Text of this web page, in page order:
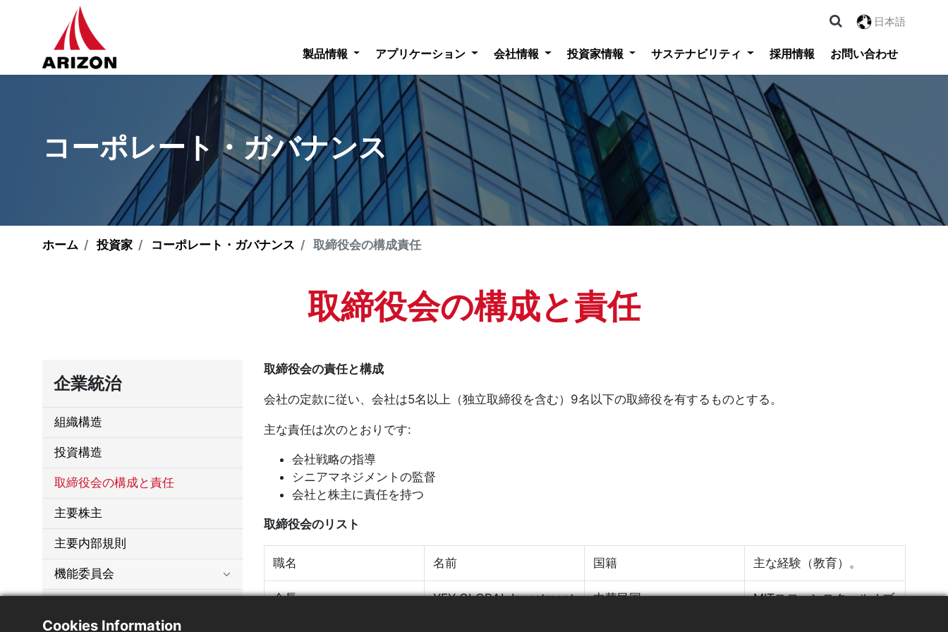
製品情報 アプリケーション 会社情報 投資家情報 サステナビリティ 採用情報 お問い合わせ
日本語
コーポレート・ガバナンス
ホーム 投資家 コーポレート・ガバナンス 取締役会の構成責任
取締役会の構成と責任
企業統治
組織構造
投資構造
取締役会の構成と責任
主要株主
主要内部規則
機能委員会
取締役会の責任と構成
会社の定款に従い、会社は5名以上（独立取締役を含む）9名以下の取締役を有するものとする。
主な責任は次のとおりです:
会社戦略の指導
シニアマネジメントの監督
会社と株主に責任を持つ
取締役会のリスト
職名 名前 国籍 主な経験（教育）。
会長
YFY GLOBAL Investment
中華民国
MITスローンスクールオブ
Cookies Information